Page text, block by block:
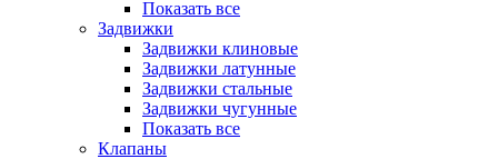
Показать все
Задвижки
Задвижки клиновые
Задвижки латунные
Задвижки стальные
Задвижки чугунные
Показать все
Клапаны